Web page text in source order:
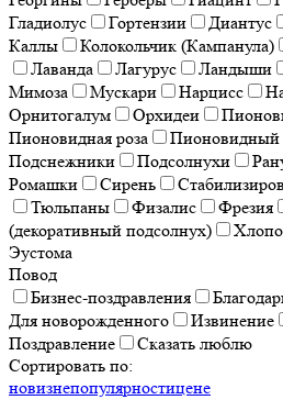
Гладиолус
Гортензии Диантус
Каллы
Колокольчик (Кампанула)
Лаванда
Лагурус Ландыши
Мимоза
Мускари Нарцисс
Орнитогалум
Орхидеи
Пионовидная роза
Пионовидный
Подснежники
Подсолнухи
Ромашки
Сирень
Тюльпаны
Физалис Фрезия
(декоративный подсолнух)
Эустома
Повод
Бизнес-поздравления
Для новорожденного
Извинение
Поздравление
Сказать люблю
Сортировать по:
новизнепопулярностицене